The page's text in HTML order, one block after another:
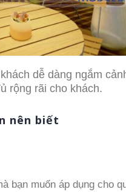
dễ dàng ngắm
rộng rãi cho khách.
nên biết
bạn muốn áp dụng cho